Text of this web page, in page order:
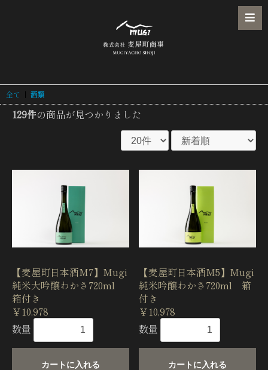
全て | 酒類
129件の商品が見つかりました
【麦屋町日本酒M7】Mugi
純米大吟醸わかさ720ml
箱付き
￥10,978
数量
カートに入れる
【麦屋町日本酒M5】Mugi
純米吟醸わかさ720ml 箱
付き
￥10,978
数量
カートに入れる